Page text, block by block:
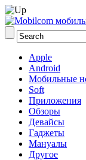
Apple
Android
Мобильные
Soft
Приложения
Обзоры
Девайсы
Гаджеты
Мануалы
Другое